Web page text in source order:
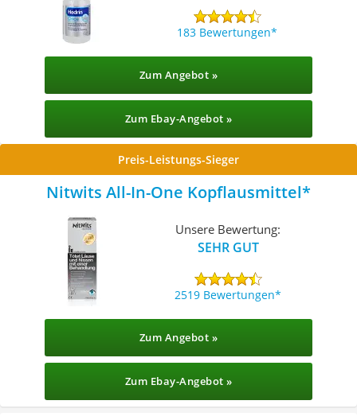
183 Bewertungen
Zum Angebot »
Zum Ebay-Angebot »
Preis-Leistungs-Sieger
Nitwits All-In-One Kopflausmittel
Unsere Bewertung:
SEHR GUT
2519 Bewertungen
Zum Angebot »
Zum Ebay-Angebot »